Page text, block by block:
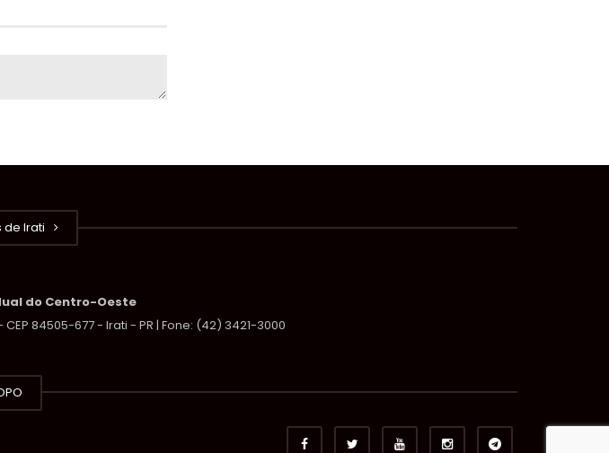
de Irati
do Centro-Oeste
84505-677 - Irati - PR | Fone: (42) 3421-3000